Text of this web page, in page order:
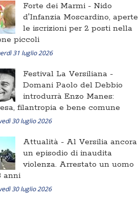
Forte dei Marmi - Nido
d'Infanzia Moscardino, aperte
le iscrizioni per 2 posti nella
piccoli
31 luglio 2026
Festival La Versiliana -
Domani Paolo del Debbio
introdurrà Enzo Manes:
filantropia e bene comune
30 luglio 2026
Attualità - Al Versilia ancora
un episodio di inaudita
violenza. Arrestato un uomo
anni
30 luglio 2026